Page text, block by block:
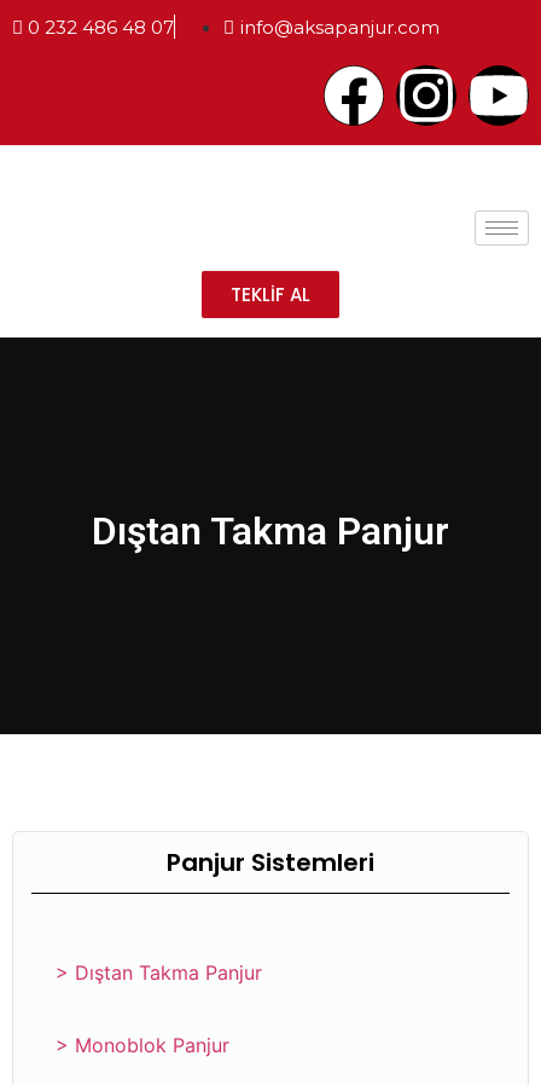
0 232 486 48 07 info@aksapanjur.com
TEKLİF AL
Dıştan Takma Panjur
Panjur Sistemleri
> Dıştan Takma Panjur
> Monoblok Panjur